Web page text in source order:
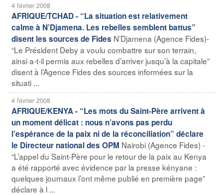
4 février 2008
AFRIQUE/TCHAD - “La situation est relativement
calme à N’Djamena. Les rebelles semblent battus”
disent les sources de Fides N’Djamena (Agence Fides)-
“Le Président Deby a voulu combattre sur son terrain,
ainsi a-t-il permis aux rebelles d’arriver jusqu’à la capitale”
disent à l’Agence Fides des sources informées sur la
situati ...
4 février 2008
AFRIQUE/KENYA - “Les mots du Saint-Père arrivent à
un moment délicat : nous n’avons pas perdu
l’espérance de la paix ni de la réconciliation” déclare
le Directeur national des OPM Nairobi (Agence Fides) -
“L’appel du Saint-Père pour le retour de la paix au Kenya
a été rapporté avec évidence par la presse kényane :
quelques journaux l’ont même publié en première page”
déclare à l ...